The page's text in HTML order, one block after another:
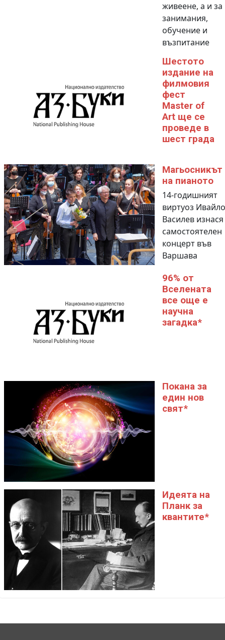
живеене, а и за
занимания,
обучение и
възпитание
Шестото
издание на
филмовия
фест
Master of
Art ще се
проведе в
шест града
Магьосникът
на пианото
14-годишният
виртуоз Ивайло
Василев изнася
самостоятелен
концерт във
Варшава
96% от
Вселената
все още е
научна
загадка*
Покана за
един нов
свят*
Идеята на
Планк за
квантите*